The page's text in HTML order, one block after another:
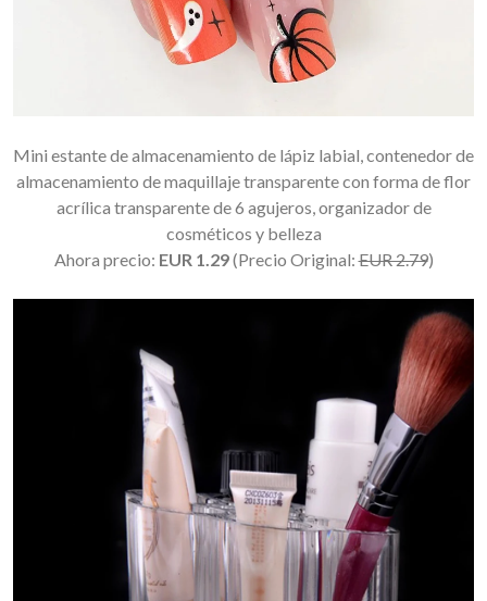
Mini estante de almacenamiento de lápiz labial, contenedor de
almacenamiento de maquillaje transparente con forma de flor
acrílica transparente de 6 agujeros, organizador de
cosméticos y belleza
Ahora precio: EUR 1.29(Precio Original:EUR 2.79)